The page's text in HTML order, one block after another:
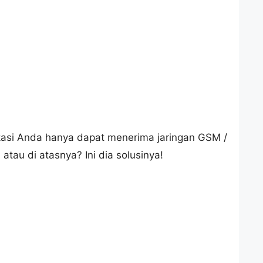
Anda hanya dapat menerima jaringan GSM /
atau di atasnya? Ini dia solusinya!